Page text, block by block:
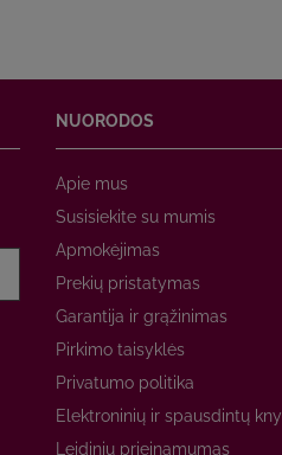
NUORODOS
Apie mus
Susisiekite su mumis
Apmokėjimas
Prekių pristatymas
Garantija ir grąžinimas
Pirkimo taisyklės
Privatumo politika
Elektroninių ir spausdintų
Leidinių prieinamumas